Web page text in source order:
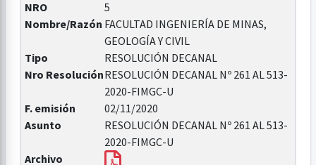
NRO
5
Nombre/Razón FACULTAD INGENIERÍA DE MINAS,
GEOLOGÍA Y CIVIL
Tipo
RESOLUCIÓN DECANAL
Nro ResoluciónRESOLUCIÓN DECANAL Nº 261 AL 513-
2020-FIMGC-U
F. emisión
02/11/2020
Asunto
RESOLUCIÓN DECANAL Nº 261 AL 513-
2020-FIMGC-U
Archivo